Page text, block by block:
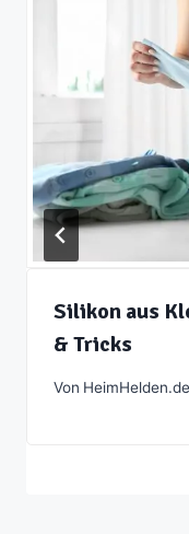
Silikon aus
& Tricks
Von HeimHelden.de